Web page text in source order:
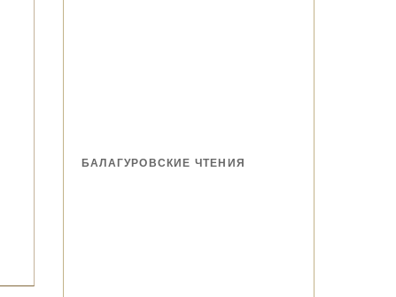
БАЛАГУРОВСКИЕ ЧТЕНИЯ